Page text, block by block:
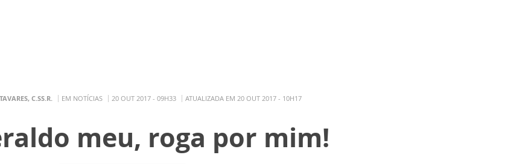
C.SS.R. EM NOTÍCIAS 20 OUT 2017 - 09H33 ATUALIZADA EM 20 OUT 2017 - 10H17
meu, roga por mim!